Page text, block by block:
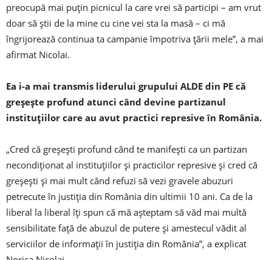
preocupă mai puţin picnicul la care vrei să participi – am vrut
doar să ştii de la mine cu cine vei sta la masă – ci mă
îngrijorează continua ta campanie împotriva ţării mele”, a mai
afirmat Nicolai.
Ea i-a mai transmis liderului grupului ALDE din PE că
greşeşte profund atunci când devine partizanul
instituţiilor care au avut practici represive în România.
„Cred că greşeşti profund când te manifeşti ca un partizan
necondiţionat al instituţiilor şi practicilor represive şi cred că
greşeşti şi mai mult când refuzi să vezi gravele abuzuri
petrecute în justiţia din România din ultimii 10 ani. Ca de la
liberal la liberal îţi spun că mă aşteptam să văd mai multă
sensibilitate faţă de abuzul de putere şi amestecul vădit al
serviciilor de informaţii în justiţia din România”, a explicat